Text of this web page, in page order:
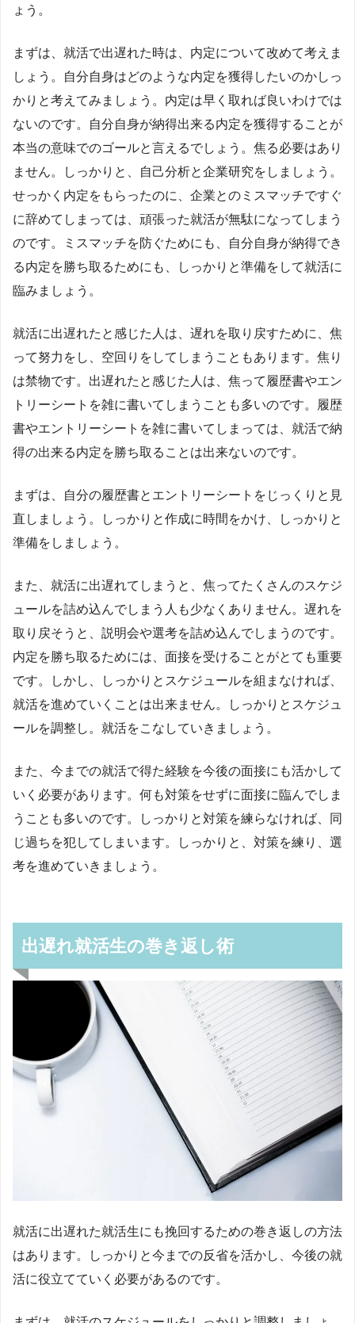
ょう。
まずは、就活で出遅れた時は、内定について改めて考えま
しょう。自分自身はどのような内定を獲得したいのかしっ
かりと考えてみましょう。内定は早く取れば良いわけでは
ないのです。自分自身が納得出来る内定を獲得することが
本当の意味でのゴールと言えるでしょう。焦る必要はあり
ません。しっかりと、自己分析と企業研究をしましょう。
せっかく内定をもらったのに、企業とのミスマッチですぐ
に辞めてしまっては、頑張った就活が無駄になってしまう
のです。ミスマッチを防ぐためにも、自分自身が納得でき
る内定を勝ち取るためにも、しっかりと準備をして就活に
臨みましょう。
就活に出遅れたと感じた人は、遅れを取り戻すために、焦
って努力をし、空回りをしてしまうこともあります。焦り
は禁物です。出遅れたと感じた人は、焦って履歴書やエン
トリーシートを雑に書いてしまうことも多いのです。履歴
書やエントリーシートを雑に書いてしまっては、就活で納
得の出来る内定を勝ち取ることは出来ないのです。
まずは、自分の履歴書とエントリーシートをじっくりと見
直しましょう。しっかりと作成に時間をかけ、しっかりと
準備をしましょう。
また、就活に出遅れてしまうと、焦ってたくさんのスケジ
ュールを詰め込んでしまう人も少なくありません。遅れを
取り戻そうと、説明会や選考を詰め込んでしまうのです。
内定を勝ち取るためには、面接を受けることがとても重要
です。しかし、しっかりとスケジュールを組まなければ、
就活を進めていくことは出来ません。しっかりとスケジュ
ールを調整し。就活をこなしていきましょう。
また、今までの就活で得た経験を今後の面接にも活かして
いく必要があります。何も対策をせずに面接に臨んでしま
うことも多いのです。しっかりと対策を練らなければ、同
じ過ちを犯してしまいます。しっかりと、対策を練り、選
考を進めていきましょう。
出遅れ就活生の巻き返し術
就活に出遅れた就活生にも挽回するための巻き返しの方法
はあります。しっかりと今までの反省を活かし、今後の就
活に役立てていく必要があるのです。